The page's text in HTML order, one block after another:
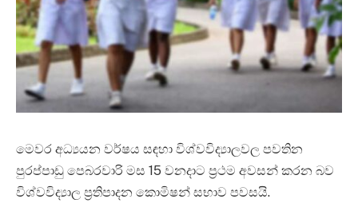
මෙවර අධ්‍යයන වර්ෂය සඳහා විශ්වවිද්‍යාලවල පවතින
පුරප්පාඩු පෙබරවාරි මස 15 වනදාට ප්‍රථම අවසන් කරන බව
විශ්වවිද්‍යාල ප්‍රතිපාදන කොමිෂන් සභාව පවසයි.